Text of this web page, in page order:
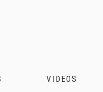
VIDEOS